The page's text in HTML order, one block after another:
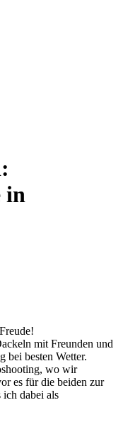
in
mit Freunden und
bei besten Wetter.
wo wir
es für die beiden zur
dabei als